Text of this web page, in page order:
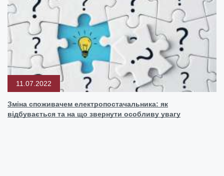
11.07.2022
Зміна споживачем електропостачальника: як
відбувається та на що звернути особливу увагу